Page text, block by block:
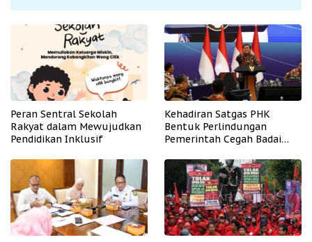
Peran Sentral Sekolah
Rakyat dalam Mewujudkan
Pendidikan Inklusif
Kehadiran Satgas PHK
Bentuk Perlindungan
Pemerintah Cegah Badai